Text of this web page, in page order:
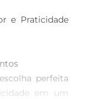
e Praticidade
perfeita
em um